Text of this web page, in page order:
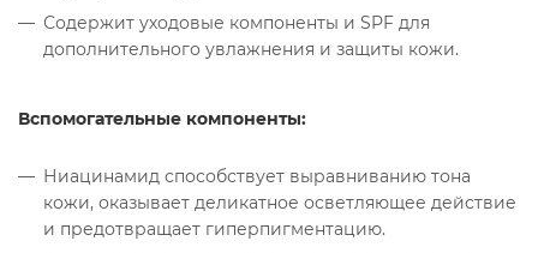
Содержит уходовые компоненты и SPF для
дополнительного увлажнения и защиты кожи.
Вспомогательные компоненты:
Ниацинамид способствует выравниванию тона
кожи, оказывает деликатное осветляющее действие
и предотвращает гиперпигментацию.